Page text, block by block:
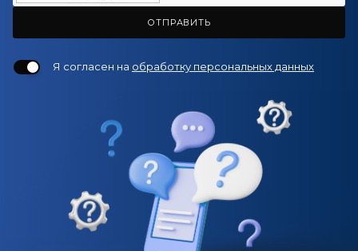
ОТПРАВИТЬ
Я согласен на обработку персональных данных